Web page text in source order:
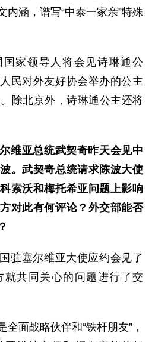
内涵，谱写“中泰一家亲”特殊
家领导人将会见诗琳通公
民对外友好协会举办的公主
除北京外，诗琳通公主还将
维亚总统武契奇昨天会见中
。武契奇总统请求陈波大使
索沃和梅托希亚问题上影响
对此有何评论？外交部能否
驻塞尔维亚大使应约会见了
就共同关心的问题进行了交
全面战略伙伴和“铁杆朋友”，